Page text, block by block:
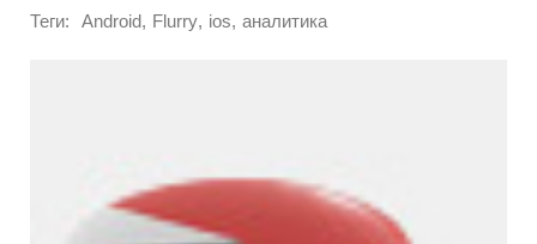
Теги: Android, Flurry, ios, аналитика